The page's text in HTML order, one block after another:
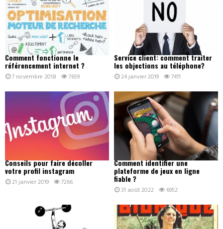
Comment fonctionne le
référencement internet ?
7 novembre 2018 7659
Service client: comment traiter
les objections au téléphone?
24 janvier 2019 7411
Conseils pour faire décoller
votre profil instagram
21 janvier 2019 7266
Comment identifier une
plateforme de jeux en ligne
fiable ?
31 août 2022 6952